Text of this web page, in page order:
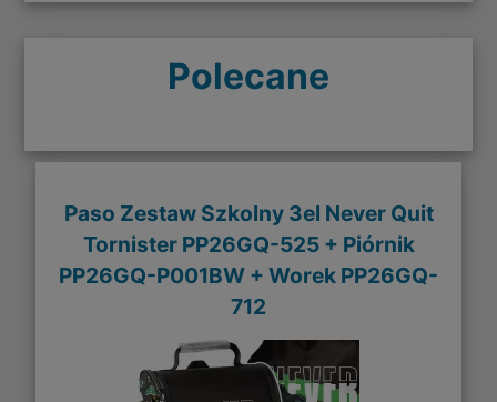
Polecane
Paso Zestaw Szkolny 3el Never Quit
Tornister PP26GQ-525 + Piórnik
PP26GQ-P001BW + Worek PP26GQ-
712